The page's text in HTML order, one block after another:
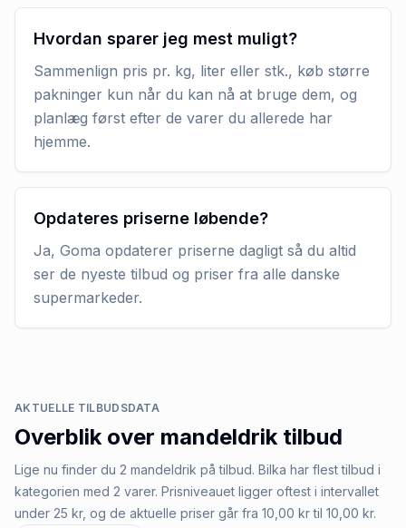
Hvordan sparer jeg mest muligt?
Sammenlign pris pr. kg, liter eller stk., køb større
pakninger kun når du kan nå at bruge dem, og
planlæg først efter de varer du allerede har
hjemme.
Opdateres priserne løbende?
Ja, Goma opdaterer priserne dagligt så du altid
ser de nyeste tilbud og priser fra alle danske
supermarkeder.
AKTUELLE TILBUDSDATA
Overblik over mandeldrik tilbud
Lige nu finder du 2 mandeldrik på tilbud. Bilka har flest tilbud i
kategorien med 2 varer. Prisniveauet ligger oftest i intervallet
under 25 kr, og de aktuelle priser går fra 10,00 kr til 10,00 kr.